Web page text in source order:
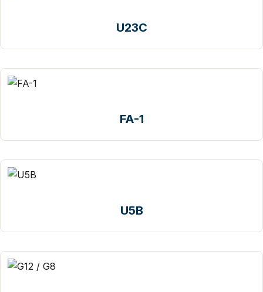
U23C
FA-1
U5B